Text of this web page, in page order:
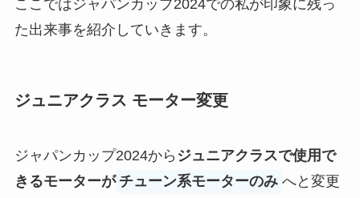
ここではジャパンカップ2024での私が印象に残っ
た出来事を紹介していきます。
ジュニアクラス モーター変更
ジャパンカップ2024から ジュニアクラスで使用で
きるモーターが チューン系モーターのみ へと変更